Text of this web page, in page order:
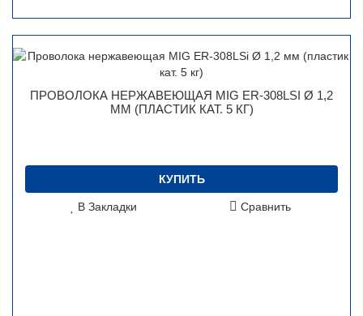
ПРОВОЛОКА НЕРЖАВЕЮЩАЯ MIG ER-308LSI Ø 1,2
ММ (ПЛАСТИК КАТ. 5 КГ)
КУПИТЬ
В Закладки Сравнить